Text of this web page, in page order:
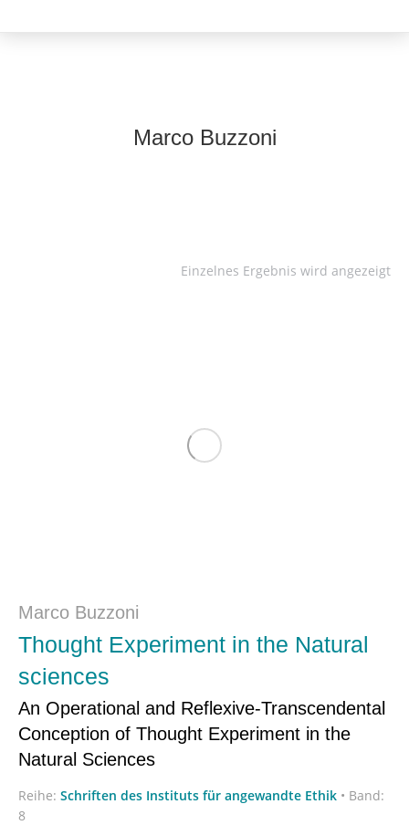
Marco Buzzoni
Einzelnes Ergebnis wird angezeigt
Marco Buzzoni
Thought Experiment in the Natural
sciences
An Operational and Reflexive-Transcendental
Conception of Thought Experiment in the
Natural Sciences
Reihe: Schriften des Instituts für angewandte Ethik • Band:
8